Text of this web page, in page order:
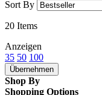
Sort By
20 Items
Anzeigen
35 50 100
Übernehmen
Shop By
Shopping Options